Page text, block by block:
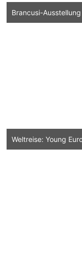
Brancusi-
Weltreise: Young